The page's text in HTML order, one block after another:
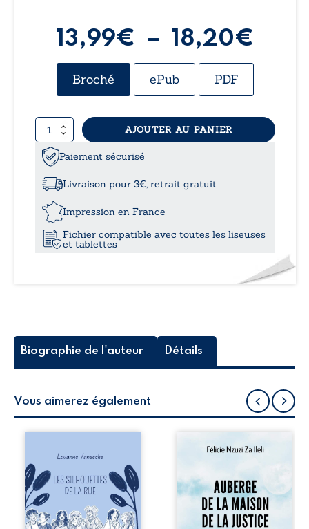
13,99€ – 18,20€
de
Broché ePub PDF
quantité
de
Le
parfait
livre
poèmes
imparfaits
Être
AJOUTER AU PANIER
Paiement sécurisé
Livraison pour 3€, retrait gratuit
Impression en France
Fichier compatible avec toutes les liseuses
et tablettes
Biographie de l'auteur Détails
Vous aimerez également
la rue donne la
parole à six
personnages
ordinaires,
traversés par des
pensées, des
Auberge de la
récit-témoignage
consacré au
parcours
exemplaire de